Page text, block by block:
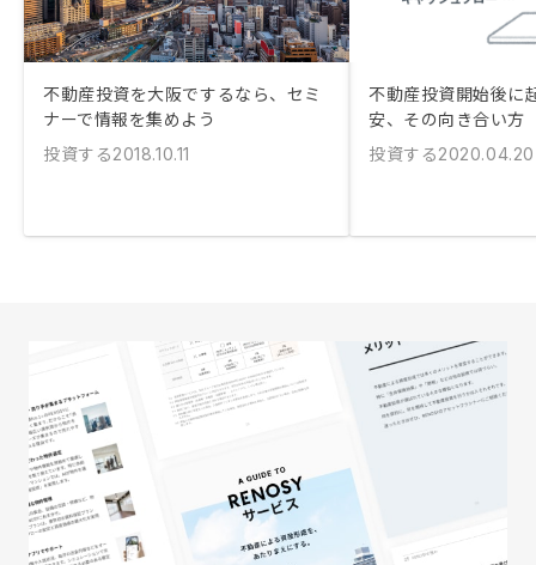
不動産投資を大阪でするなら、セミ
ナーで情報を集めよう
投資する2018.10.11
不動産投資開始後に
安、その向き合い方
投資する2020.04.20